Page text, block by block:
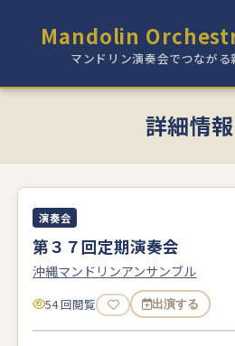
Mandolin
マンドリン演奏会でつながる
詳細情報
演奏会
第３７回定期演奏会
沖縄マンドリンアンサンブル
54 回閲覧 出演する